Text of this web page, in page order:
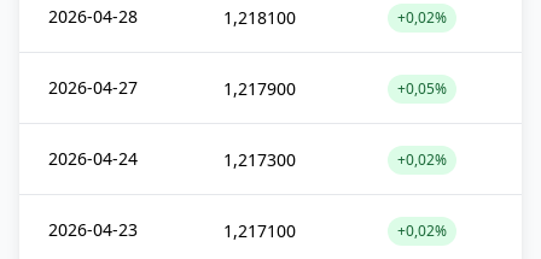
2026-04-28 1,218100 +0,02%
2026-04-27 1,217900 +0,05%
2026-04-24 1,217300 +0,02%
2026-04-23 1,217100 +0,02%